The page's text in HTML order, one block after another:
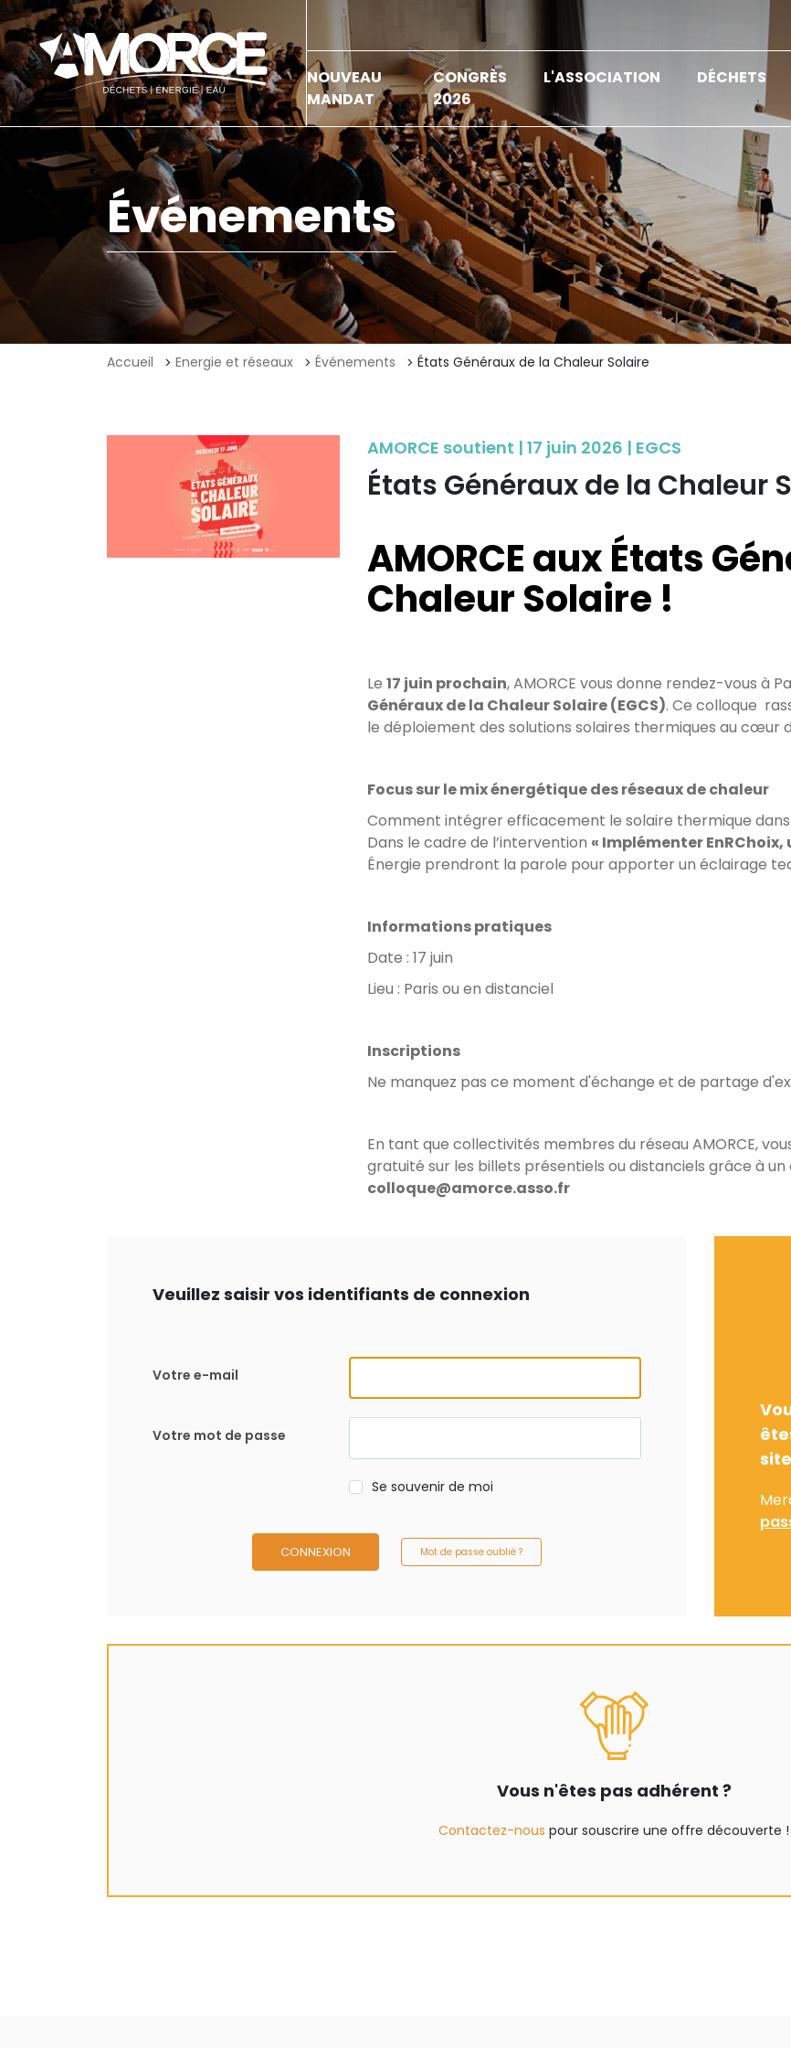
NOUVEAU
MANDAT
CONGRÈS
2026
L'ASSOCIATION DÉCHETS
Événements
Accueil Energie et réseaux Événements États Généraux de la Chaleur Solaire
AMORCE soutient | 17 juin 2026 | EGCS
États Généraux de la Chaleur
AMORCE aux États
Chaleur Solaire !
Le 17 juin prochain, AMORCE vous donne rendez-vous à
Généraux de la Chaleur Solaire (EGCS). Ce colloque
le déploiement des solutions solaires thermiques au cœur
Focus sur le mix énergétique des réseaux de chaleur
Comment intégrer efficacement le solaire thermique
Dans le cadre de l’intervention « Implémenter EnRChoix,
Énergie prendront la parole pour apporter un éclairage
Informations pratiques
Date : 17 juin
Lieu : Paris ou en distanciel
Inscriptions
Ne manquez pas ce moment d'échange et de partage
En tant que collectivités membres du réseau AMORCE,
gratuité sur les billets présentiels ou distanciels grâce à
colloque@amorce.asso.fr
Veuillez saisir vos identifiants de connexion
Votre e-mail
Votre mot de passe
Se souvenir de moi
CONNEXION Mot de passe oublié ?
Vous n'êtes pas adhérent ?
Contactez-nous pour souscrire une offre découverte !